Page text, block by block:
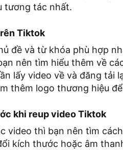
tương tác nhất.
Tiktok
đề và từ khóa phù hợp
nên tìm hiểu thêm về
lấy video về và đăng tải
thêm logo thương hiệu
khi reup video Tiktok
video thì bạn nên tìm
kích thước hoặc âm